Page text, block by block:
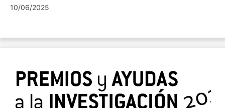
10/06/2025